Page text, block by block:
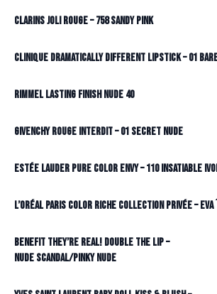
Clarins Joli Rouge – 758 Sandy Pink
Clinique Dramatically Different Lipstick – 01
Rimmel Lasting Finish Nude 40
Givenchy Rouge Interdit – 01 Secret Nude
Estée Lauder Pure Color Envy – 110 Insatiable
L’Oréal Paris Color Riche Collection Privée –
Benefit They’re Real! Double The Lip –
Nude Scandal/Pinky Nude